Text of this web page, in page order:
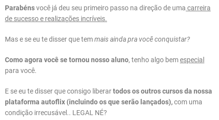
Parabénsvocê já deu seu primeiro passo na direção de uma carreira
de sucesso e realizações incríveis.
Mas e se eu te disser que temmais ainda pra você conquistar?
Como agora você se tornou nosso aluno, tenho algo bemespecial
para você.
E se eu te disser que consigo liberartodos os outros cursos da nossa
plataforma autoflix (incluindo os que serão lançados),com uma
condição irrecusável.. LEGAL NÉ?